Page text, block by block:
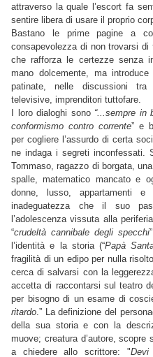
attraverso la quale l’escort fa
sentire libera di usare il proprio
Bastano le prime pagine a
consapevolezza di non trovarsi
che rafforza le certezze senza
mano dolcemente, ma
patinate, nelle discussioni tra
televisive, imprenditori tuttofare.
I loro dialoghi sono “...sempre in
conformismo contro corrente” e
per cogliere l’assurdo di certa
ne indaga i segreti inconfessati.
Tommaso, ragazzo di borgata,
spalle, matematico mancato e
donne, lusso, appartamenti
inadeguatezza che il suo
l’adolescenza vissuta alla
“crudeltà cannibale degli specchi
l’identità e la storia (“Papà
fragilità di un edipo per nulla
cerca di salvarsi con la
accetta di raccontarsi sul teatro
per bisogno di un esame di
ritardo.” La definizione del
della sua storia e con la
muove; creatura d’autore,
a chiedere allo scrittore: "